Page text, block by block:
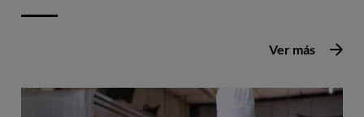
Ver más